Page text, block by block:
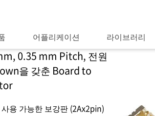
어플리케이션 라이브러리
0.35 mm Pitch, 전원
을 갖춘 Board to
용 가능한 보강판 (2Ax2pin)